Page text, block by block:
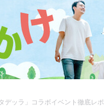
デッラ」コラボイベント徹底レポ